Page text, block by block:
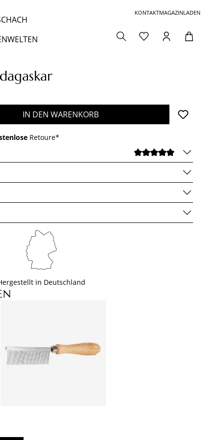
KONTAKTMAGAZINLADEN
gewünschten Wert ein oder benutze
IN DEN WARENKORB
Retoure*
in Deutschland